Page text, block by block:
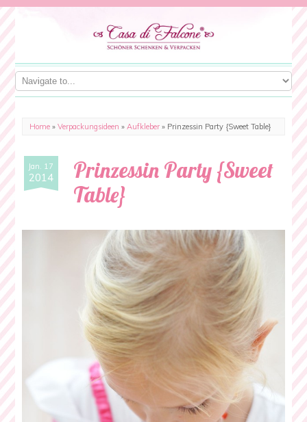
Home »Verpackungsideen »Aufkleber » Prinzessin Party {Sweet Table}
Jan. 17
2014
Prinzessin Party {Sweet
Table}